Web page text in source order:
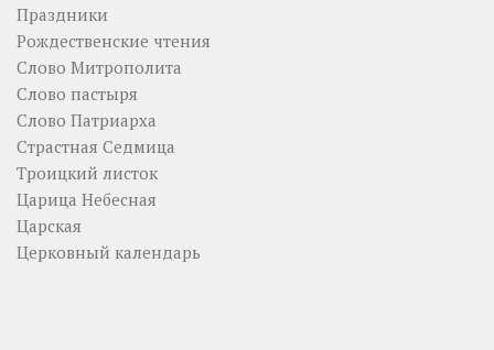
Праздники
Рождественские чтения
Слово Митрополита
Слово пастыря
Слово Патриарха
Страстная Седмица
Троицкий листок
Царица Небесная
Царская
Церковный календарь